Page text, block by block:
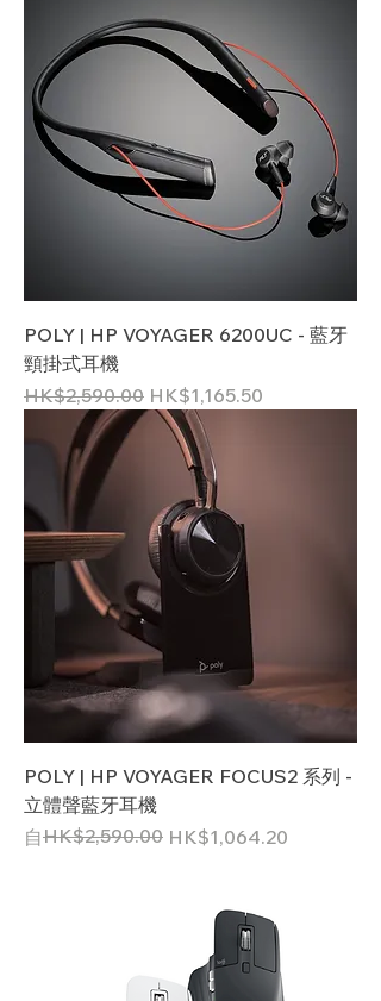
POLY | HP VOYAGER 6200UC - 藍牙
頸掛式耳機
一般價格
HK$2,590.00 促銷價格
HK$1,165.50
POLY | HP VOYAGER FOCUS2 系列 -
立體聲藍牙耳機
自
一般價格
HK$2,590.00 HK$1,064.20
促銷價格